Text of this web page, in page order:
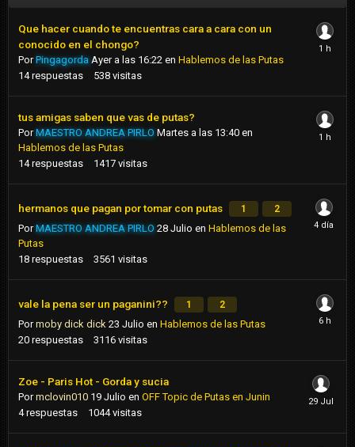
Que hacer cuando te encuentras cara a cara con un
conocido en el chongo?
PorPingagorda Ayer a las 16:22 en Hablemos de las Putas
14 respuestas 538 visitas
tus amigas saben que vas de putas?
PorMAESTRO ANDREA PIRLO Martes a las 13:40 en
Hablemos de las Putas
14 respuestas 1417 visitas
hermanos que pagan por tomar con putas 1 2
PorMAESTRO ANDREA PIRLO 28 Julio en Hablemos de las
Putas
18 respuestas 3561 visitas
vale la pena ser un paganini?? 1 2
Pormoby dick dick 23 Julio en Hablemos de las Putas
20 respuestas 3116 visitas
Zoe - Paris Hot - Gorda y sucia
Pormclovin010 19 Julio en OFF Topic de Putas en Junin
4 respuestas 1044 visitas